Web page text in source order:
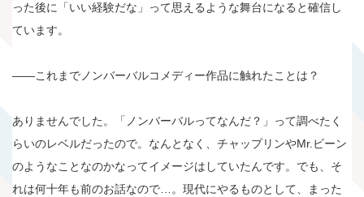
った後に「いい経験だな」って思えるような舞台になると確信し
ています。
――これまでノンバーバルコメディー作品に触れたことは？
ありませんでした。「ノンバーバルってなんだ？」って調べたく
らいのレベルだったので。なんとなく、チャップリンやMr.ビーン
のようなことなのかなってイメージはしていたんです。でも、そ
れは何十年も前のお話なので…。現代にやるものとして、まった